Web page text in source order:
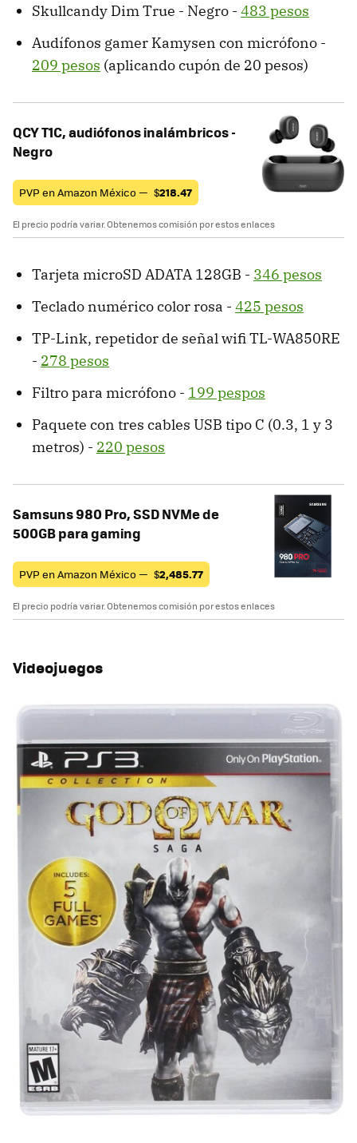
Skullcandy Dim True - Negro - 483 pesos
Audífonos gamer Kamysen con micrófono -
209 pesos (aplicando cupón de 20 pesos)
QCY T1C, audiófonos inalámbricos -
Negro
PVP en Amazon México — $218.47
El precio podría variar. Obtenemos comisión por estos enlaces
Tarjeta microSD ADATA 128GB - 346 pesos
Teclado numérico color rosa - 425 pesos
TP-Link, repetidor de señal wifi TL-WA850RE
- 278 pesos
Filtro para micrófono - 199 pespos
Paquete con tres cables USB tipo C (0.3, 1 y 3
metros) - 220 pesos
Samsuns 980 Pro, SSD NVMe de
500GB para gaming
PVP en Amazon México — $2,485.77
El precio podría variar. Obtenemos comisión por estos enlaces
Videojuegos